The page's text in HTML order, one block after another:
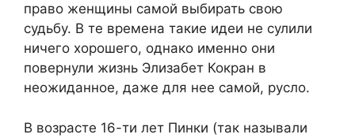
право женщины самой выбирать свою
судьбу. В те времена такие идеи не сулили
ничего хорошего, однако именно они
повернули жизнь Элизабет Кокран в
неожиданное, даже для нее самой, русло.
В возрасте 16-ти лет Пинки (так называли